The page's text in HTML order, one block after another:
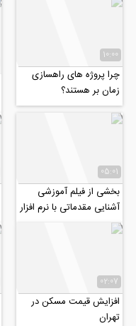
10:00
چرا پروژه های راهسازی
زمان بر هستند؟
05:01
بخشی از فیلم آموزشی
آشنایی مقدماتی با نرم افزار
OpenSees
02:07
افزایش قیمت مسکن در
تهران